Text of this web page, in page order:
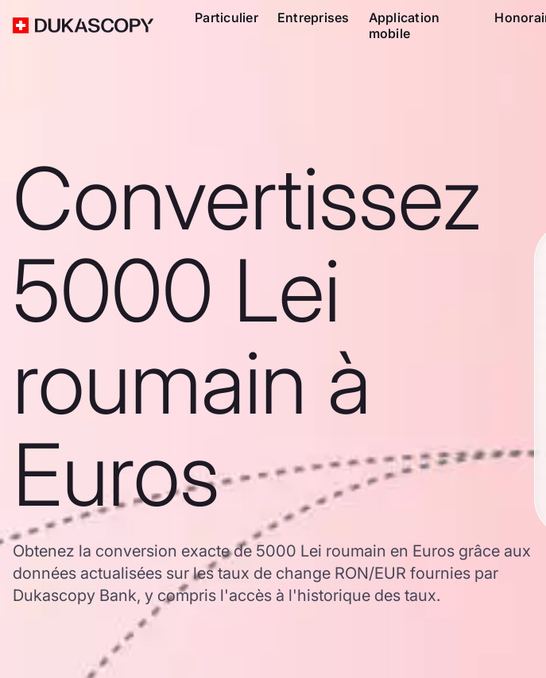
Particulier Entreprises
Application
mobile
Convertissez
5000 Lei
roumain à
Euros
Obtenez la conversion exacte de 5000 Lei roumain en Euros grâce aux
données actualisées sur les taux de change RON/EUR fournies par
Dukascopy Bank, y compris l'accès à l'historique des taux.